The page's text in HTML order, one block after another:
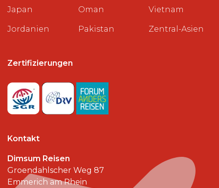
Japan
Jordanien
Oman
Pakistan
Vietnam
Zentral-Asien
Zertifizierungen
Kontakt
Dimsum Reisen
Groendahlscher Weg 87
Emmerich am Rhein